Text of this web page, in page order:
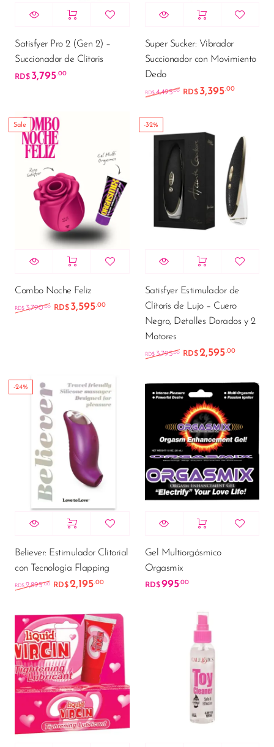
Satisfyer Pro 2 (Gen 2) –
Succionador de Clitoris
RD$ 3,795.00
Super Sucker: Vibrador
Succionador con Movimiento
Dedo
RD$ 4,495.00 El precio original
RD$ 3,395.00El
Sale
Combo Noche Feliz
RD$ 3,790.00 El precio original era: RD$3,790.00.
RD$ 3,595.00El precio actual es: RD$3,595.00.
-32%
Satisfyer Estimulador de
Clítoris de Lujo – Cuero
Negro, Detalles Dorados y 2
Motores
RD$ 3,795.00 El precio original
RD$2,595.00El
-24%
Believer: Estimulador Clitorial
con Tecnología Flapping
RD$ 2,895.00 El precio original era: RD$2,895.00.
RD$2,195.00El precio actual es: RD$2,195.00.
Gel Multiorgásmico
Orgasmix
RD$ 995.00